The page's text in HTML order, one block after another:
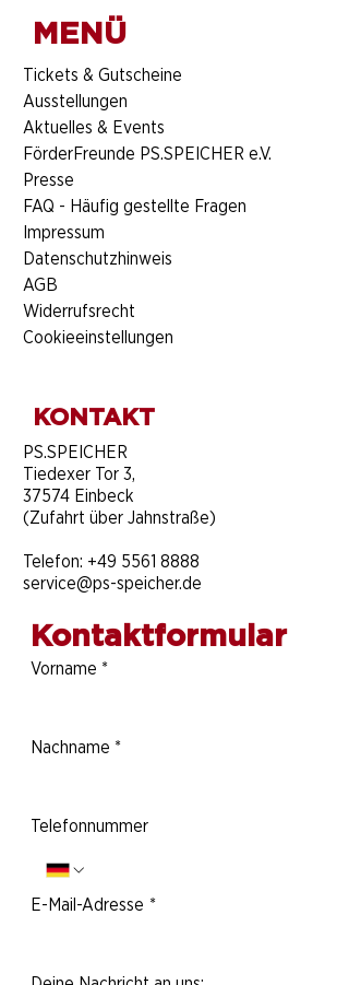
MENÜ
​Tickets & Gutscheine
Ausstellungen
Aktuelles & Events
FörderFreunde PS.SPEICHER e.V.
Presse
FAQ - Häufig gestellte Fragen
Impressum
Datenschutzhinweis
AGB
Widerrufsrecht
Cookieeinstellungen
KONTAKT
​PS.SPEICHER
Tiedexer Tor 3,
37574 Einbeck
(Zufahrt über Jahnstraße)
Telefon: +49 5561 8888
service@ps-speicher.de
Kontaktformular
Vorname *
Nachname *
Telefonnummer
E-Mail-Adresse *